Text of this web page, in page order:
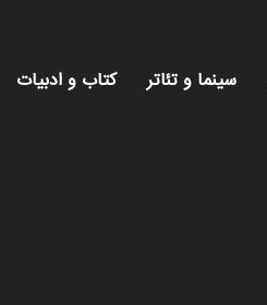
سینما و تئاتر کتاب و ادبیات